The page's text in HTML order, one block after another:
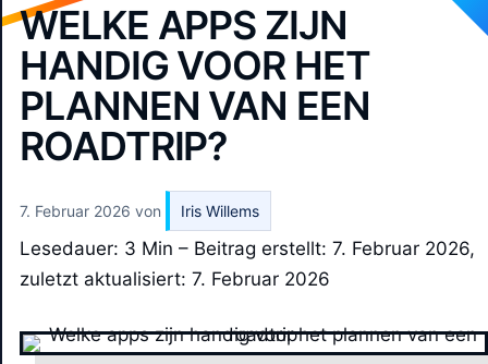
WELKE APPS ZIJN
HANDIG VOOR HET
PLANNEN VAN EEN
ROADTRIP?
7. Februar 2026 von Iris Willems
Lesedauer: 3 Min – Beitrag erstellt: 7. Februar 2026,
zuletzt aktualisiert: 7. Februar 2026